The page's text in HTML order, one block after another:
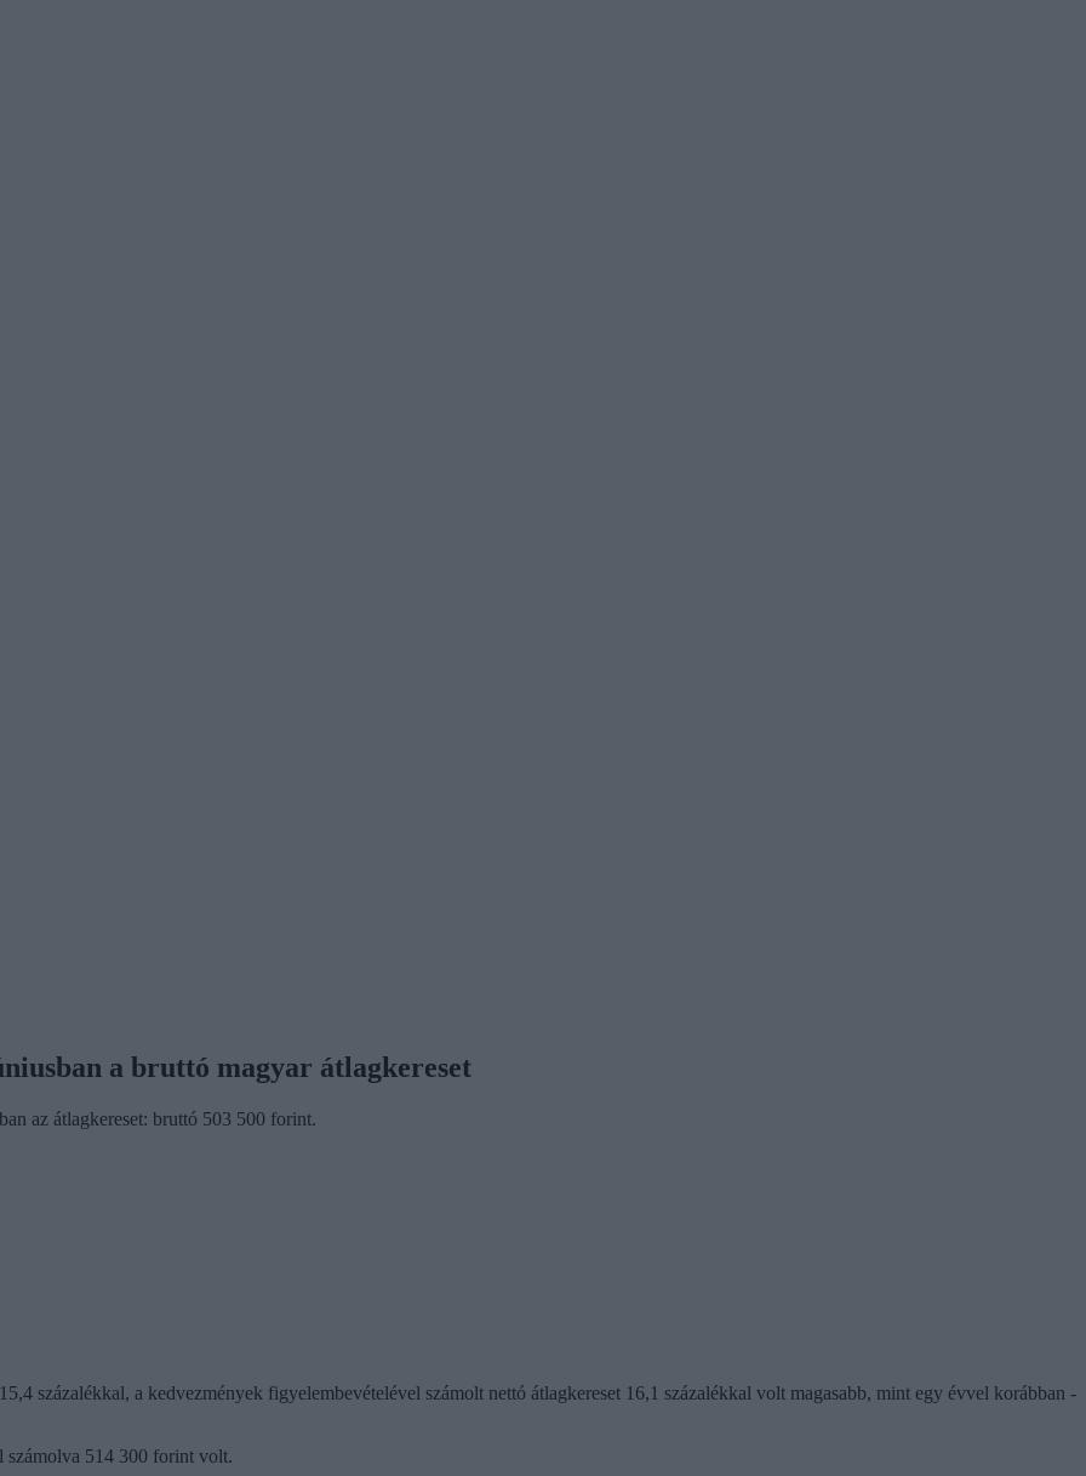
a bruttó magyar átlagkereset
az átlagkereset: bruttó 503 500 forint.
százalékkal, a kedvezmények figyelembevételével számolt nettó átlagkereset 16,1 százalékkal volt magasabb, mint egy évvel korábban -
számolva 514 300 forint volt.